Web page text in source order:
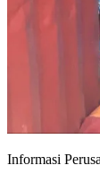
Informasi